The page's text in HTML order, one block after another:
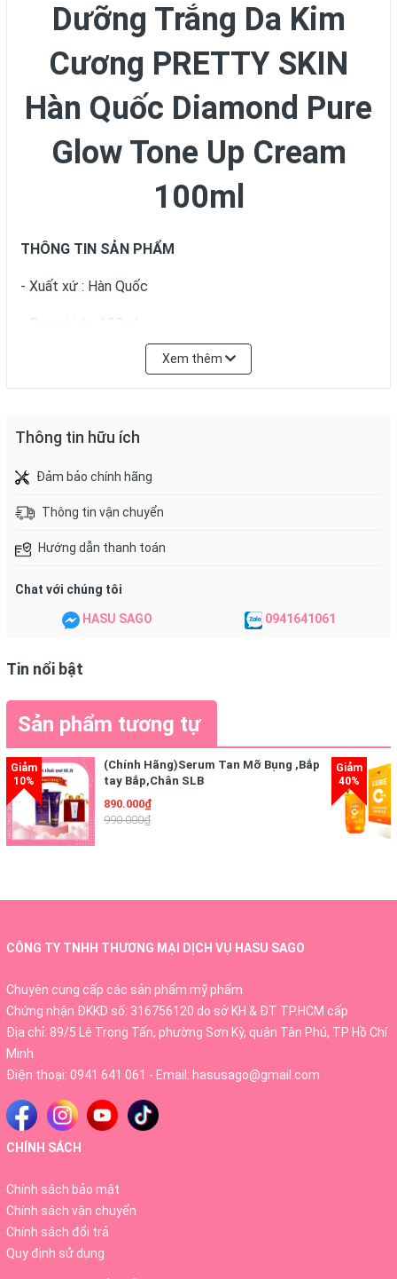
Dưỡng Trắng Da Kim
Cương PRETTY SKIN
Hàn Quốc Diamond Pure
Glow Tone Up Cream
100ml
THÔNG TIN SẢN PHẨM
- Xuất xứ : Hàn Quốc
- Dung tích : 100ml
- Thương hiệu : Prettyskin
THÔNG TIN THƯƠNG HIỆU
- Prettyskin là thương hiệu mỹ phẩm nổi tiếng hàng đầu
nhiều quốc gia trên thế giới.
- Kem Dưỡng Trắng Da Nâng Tông Face & Body -
Prettyskin - Diamond Pure Glow Tone-Up Cream 100ml -
Sản phẩm giúp hỗ trợ nâng tone da, giúp cải thiện tông da
trắng sáng và bổ sung lượng ẩm cần thiết. Thành phần
Xem thêm
Thông tin hữu ích
Đảm bảo chính hãng
Thông tin vận chuyển
Hướng dẫn thanh toán
Chat với chúng tôi
HASU SAGO 0941641061
Tin nổi bật
Sản phẩm tương tự
(Chính Hãng)Serum Tan Mỡ Bụng ,Bắp
tay Bắp,Chân SLB
890.000₫
990.000₫
CÔNG TY TNHH THƯƠNG MẠI DỊCH VỤ HASU SAGO
Chuyên cung cấp các sản phẩm mỹ phẩm
Chứng nhận ĐKKD số: 316756120 do sở KH & ĐT TP.HCM cấp
Địa chỉ: 89/5 Lê Trọng Tấn, phường Sơn Kỳ, quận Tân Phú, TP Hồ Chí
Minh
Điện thoại: 0941 641 061 - Email: hasusago@gmail.com
CHÍNH SÁCH
Chính sách bảo mật
Chính sách vận chuyển
Chính sách đổi trả
Quy định sử dụng